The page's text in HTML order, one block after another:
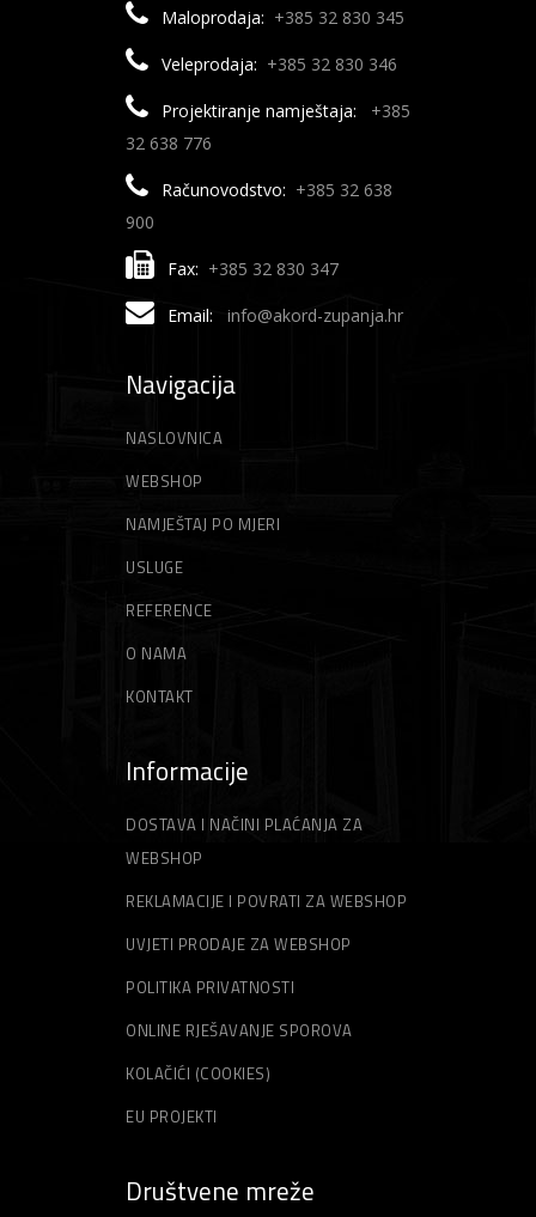
Maloprodaja: +385 32 830 345
Veleprodaja: +385 32 830 346
Projektiranje namještaja:
+385
32 638 776
Računovodstvo: +385 32 638
900
Fax: +385 32 830 347
Email: info@akord-zupanja.hr
Navigacija
NASLOVNICA
WEBSHOP
NAMJEŠTAJ PO MJERI
USLUGE
REFERENCE
O NAMA
KONTAKT
Informacije
DOSTAVA I NAČINI PLAĆANJA ZA
WEBSHOP
REKLAMACIJE I POVRATI ZA WEBSHOP
UVJETI PRODAJE ZA WEBSHOP
POLITIKA PRIVATNOSTI
ONLINE RJEŠAVANJE SPOROVA
KOLAČIĆI (COOKIES)
EU PROJEKTI
Društvene mreže